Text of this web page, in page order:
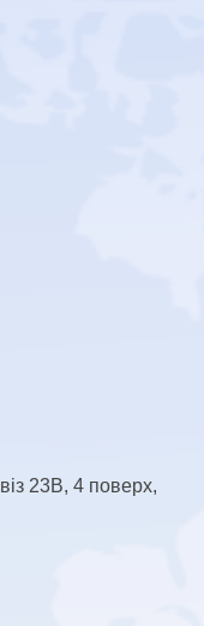
23В, 4 поверх,